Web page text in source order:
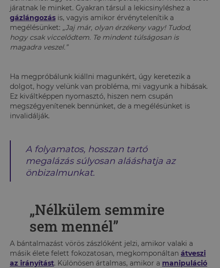
járatnak le minket. Gyakran társul a lekicsinyléshez a
gázlángozás is, vagyis amikor érvénytelenítik a
megélésünket: „Jaj már, olyan érzékeny vagy! Tudod,
hogy csak viccelődtem. Te mindent túlságosan is
magadra veszel.”
Ha megpróbálunk kiállni magunkért, úgy keretezik a
dolgot, hogy velünk van probléma, mi vagyunk a hibásak.
Ez kiváltképpen nyomasztó, hiszen nem csupán
megszégyenítenek bennünket, de a megélésünket is
invalidálják.
A folyamatos, hosszan tartó
megalázás súlyosan alááshatja az
önbizalmunkat.
„Nélkülem semmire
sem mennél”
A bántalmazást vörös zászlóként jelzi, amikor valaki a
másik élete felett fokozatosan, megkomponáltan átveszi
az irányítást. Különösen ártalmas, amikor a manipuláció